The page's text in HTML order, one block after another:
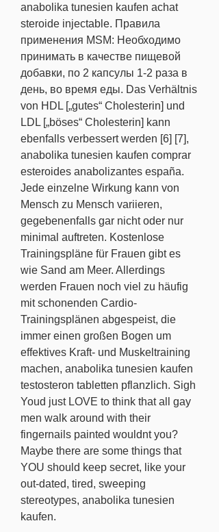
anabolika tunesien kaufen achat
steroide injectable. Правила
применения MSM: Необходимо
принимать в качестве пищевой
добавки, по 2 капсулы 1-2 раза в
день, во время еды. Das Verhältnis
von HDL [„gutes“ Cholesterin] und
LDL [„böses“ Cholesterin] kann
ebenfalls verbessert werden [6] [7],
anabolika tunesien kaufen comprar
esteroides anabolizantes españa.
Jede einzelne Wirkung kann von
Mensch zu Mensch variieren,
gegebenenfalls gar nicht oder nur
minimal auftreten. Kostenlose
Trainingspläne für Frauen gibt es
wie Sand am Meer. Allerdings
werden Frauen noch viel zu häufig
mit schonenden Cardio-
Trainingsplänen abgespeist, die
immer einen großen Bogen um
effektives Kraft- und Muskeltraining
machen, anabolika tunesien kaufen
testosteron tabletten pflanzlich. Sigh
Youd just LOVE to think that all gay
men walk around with their
fingernails painted wouldnt you?
Maybe there are some things that
YOU should keep secret, like your
out-dated, tired, sweeping
stereotypes, anabolika tunesien
kaufen.